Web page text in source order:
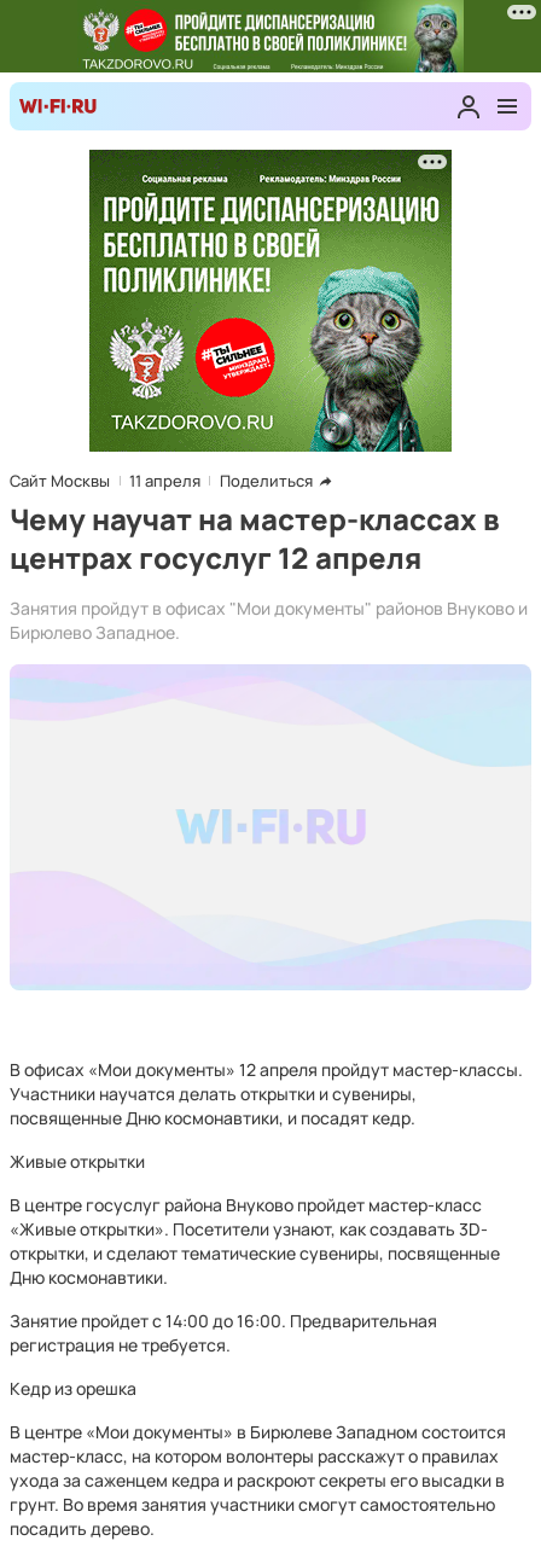
Сайт Москвы 11 апреля Поделиться
Чему научат на мастер-классах в
центрах госуслуг 12 апреля
Занятия пройдут в офисах "Мои документы" районов Внуково и
Бирюлево Западное.
В офисах «Мои документы» 12 апреля пройдут мастер-классы.
Участники научатся делать открытки и сувениры,
посвященные Дню космонавтики, и посадят кедр.
Живые открытки
В центре госуслуг района Внуково пройдет мастер-класс
«Живые открытки». Посетители узнают, как создавать 3D-
открытки, и сделают тематические сувениры, посвященные
Дню космонавтики.
Занятие пройдет с 14:00 до 16:00. Предварительная
регистрация не требуется.
Кедр из орешка
В центре «Мои документы» в Бирюлеве Западном состоится
мастер-класс, на котором волонтеры расскажут о правилах
ухода за саженцем кедра и раскроют секреты его высадки в
грунт. Во время занятия участники смогут самостоятельно
посадить дерево.